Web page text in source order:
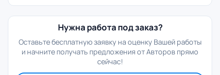
Нужна работа под заказ?
Оставьте бесплатную заявку на оценку Вашей работы
и начните получать предложения от Авторов прямо
сейчас!